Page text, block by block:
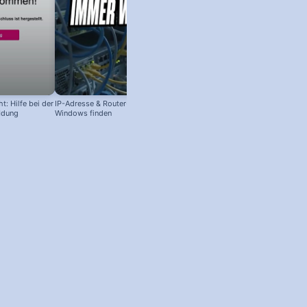
Hilfe bei der IP-Adresse & Router-Adresse in
Windows finden